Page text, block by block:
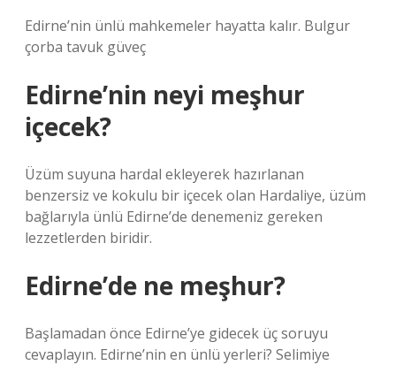
Edirne’nin ünlü mahkemeler hayatta kalır. Bulgur
çorba tavuk güveç
Edirne’nin neyi meşhur
içecek?
Üzüm suyuna hardal ekleyerek hazırlanan
benzersiz ve kokulu bir içecek olan Hardaliye, üzüm
bağlarıyla ünlü Edirne’de denemeniz gereken
lezzetlerden biridir.
Edirne’de ne meşhur?
Başlamadan önce Edirne’ye gidecek üç soruyu
cevaplayın. Edirne’nin en ünlü yerleri? Selimiye